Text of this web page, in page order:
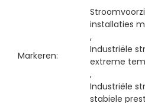
Markeren:
installaties
,
Industriële
extreme
,
Industriële
stabiele